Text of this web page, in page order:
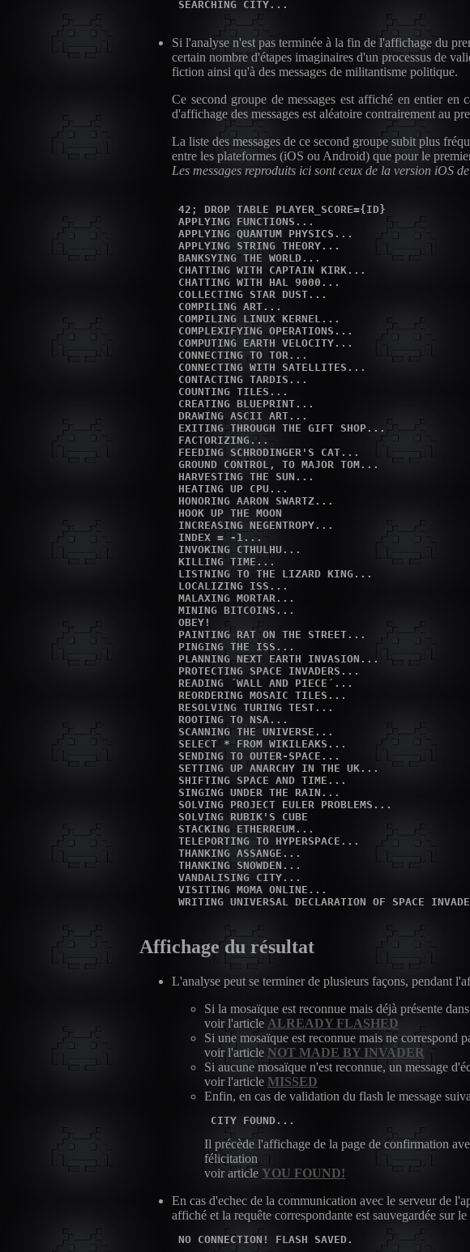
Si l'analyse n'est pas terminée à la fin de l'affichage du
certain nombre d'étapes imaginaires d'un processus de
fiction ainsi qu'à des messages de militantisme politique.
Ce second groupe de messages est affiché en entier
d'affichage des messages est aléatoire contrairement au
La liste des messages de ce second groupe subit plus
entre les plateformes (iOS ou Android) que pour le
Les messages reproduits ici sont ceux de la version iOS
42; DROP TABLE PLAYER_SCORE={ID}
APPLYING FUNCTIONS...
APPLYING QUANTUM PHYSICS...
APPLYING STRING THEORY...
BANKSYING THE WORLD...
CHATTING WITH CAPTAIN KIRK...
CHATTING WITH HAL 9000...
COLLECTING STAR DUST...
COMPILING ART...
COMPILING LINUX KERNEL...
COMPLEXIFYING OPERATIONS...
COMPUTING EARTH VELOCITY...
CONNECTING TO TOR...
CONNECTING WITH SATELLITES...
CONTACTING TARDIS...
COUNTING TILES...
CREATING BLUEPRINT...
DRAWING ASCII ART...
EXITING THROUGH THE GIFT SHOP...
FACTORIZING...
FEEDING SCHRODINGER'S CAT...
GROUND CONTROL, TO MAJOR TOM...
HARVESTING THE SUN...
HEATING UP CPU...
HONORING AARON SWARTZ...
HOOK UP THE MOON
INCREASING NEGENTROPY...
INDEX = -1...
INVOKING CTHULHU...
KILLING TIME...
LISTNING TO THE LIZARD KING...
LOCALIZING ISS...
MALAXING MORTAR...
MINING BITCOINS...
OBEY!
PAINTING RAT ON THE STREET...
PINGING THE ISS...
PLANNING NEXT EARTH INVASION...
PROTECTING SPACE INVADERS...
READING ´WALL AND PIECE´...
REORDERING MOSAIC TILES...
RESOLVING TURING TEST...
ROOTING TO NSA...
SCANNING THE UNIVERSE...
SELECT * FROM WIKILEAKS...
SENDING TO OUTER-SPACE...
SETTING UP ANARCHY IN THE UK...
SHIFTING SPACE AND TIME...
SINGING UNDER THE RAIN...
SOLVING PROJECT EULER PROBLEMS...
SOLVING RUBIK'S CUBE
STACKING ETHERREUM...
TELEPORTING TO HYPERSPACE...
THANKING ASSANGE...
THANKING SNOWDEN...
VANDALISING CITY...
VISITING MOMA ONLINE...
Affichage du résultat
L'analyse peut se terminer de plusieurs façons, pendant
Si la mosaïque est reconnue mais déjà présente
voir l'article ALREADY FLASHED
Si une mosaïque est reconnue mais ne correspond
voir l'article NOT MADE BY INVADER
Si aucune mosaïque n'est reconnue, un message
voir l'article MISSED
Enfin, en cas de validation du flash le message
CITY FOUND...
Il précède l'affichage de la page de confirmation
félicitation
voir article YOU FOUND!
En cas d'echec de la communication avec le serveur de
affiché et la requête correspondante est sauvegardée sur
NO CONNECTION! FLASH SAVED.